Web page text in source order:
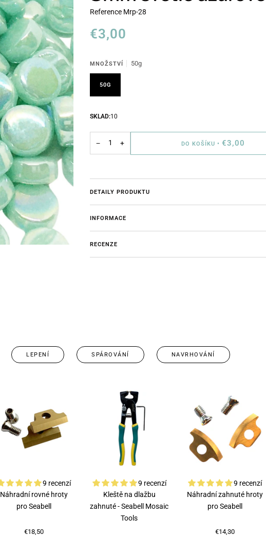
Reference Mrp-28
€3,00
MNOŽSTVÍ 50g
50G
SKLAD:10
− + DO KOŠÍKU • €3,00
DETAILY PRODUKTU
INFORMACE
RECENZE
LEPENÍ SPÁROVÁNÍ NAVRHOVÁNÍ
9 recenzí
Náhradní rovné hroty
pro Seabell
€18,50
9 recenzí
Kleště na dlažbu
zahnuté - Seabell Mosaic
Tools
9 recenzí
Náhradní zahnuté hroty
pro Seabell
€14,30